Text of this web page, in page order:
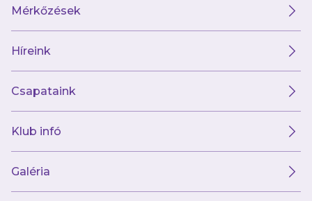
Mérkőzések
Híreink
Csapataink
Klub infó
Galéria